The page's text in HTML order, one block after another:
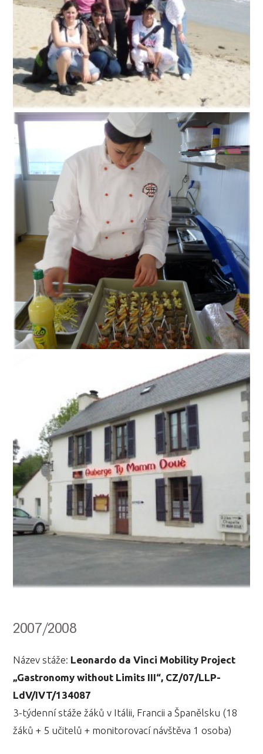
2007/2008
Název stáže: Leonardo da Vinci Mobility Project
„Gastronomy without Limits III“, CZ/07/LLP-
LdV/IVT/134087
3-týdenní stáže žáků v Itálii, Francii a Španělsku (18
žáků + 5 učitelů + monitorovací návštěva 1 osoba)